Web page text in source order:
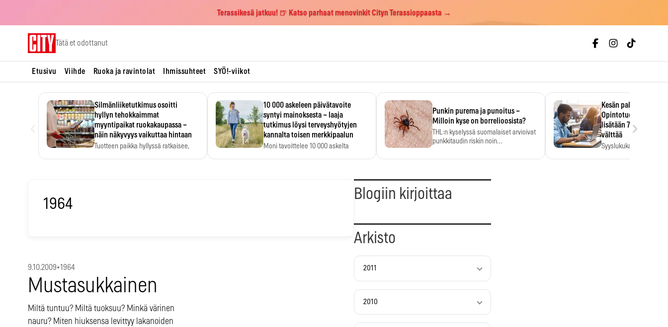
Terassikesä jatkuu! 🍺 Katso parhaat menovinkit Cityn Terassioppaasta →
Tätä et odottanut
Etusivu Viihde Ruoka ja ravintolat Ihmissuhteet SYÖ!-viikot
Silmänliiketutkimus osoitti
hyllyn tehokkaimmat
myyntipaikat ruokakaupassa –
näin näkyvyys vaikuttaa hintaan
Tuotteen paikka hyllyssä ratkaisee,
10 000 askeleen päivätavoite
syntyi mainoksesta – laaja
tutkimus löysi terveyshyötyjen
kannalta toisen merkkipaalun
Moni tavoittelee 10 000 askelta
Punkin purema ja punoitus –
Milloin kyse on borrelioosista?
THL:n kyselyssä suomalaiset arvioivat
punkkitaudin riskin noin
Kesän palkka
Opintotuen
lisätään 7,5
välttää
Syyslukukauden
›
1964
9.10.2009•1964
Mustasukkainen
Miltä tuntuu? Miltä tuoksuu? Minkä värinen
nauru? Miten hiuksensa levittyy lakanoiden
Blogiin kirjoittaa
Arkisto
2011
2010